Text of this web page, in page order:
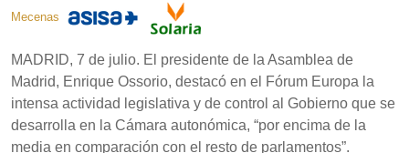
Mecenas
MADRID, 7 de julio. El presidente de la Asamblea de
Madrid, Enrique Ossorio, destacó en el Fórum Europa la
intensa actividad legislativa y de control al Gobierno que se
desarrolla en la Cámara autonómica, “por encima de la
media en comparación con el resto de parlamentos”.